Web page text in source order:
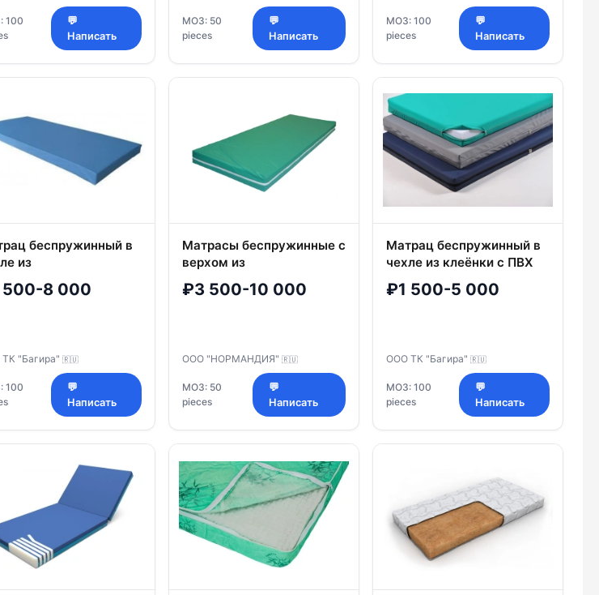
100
💬
Написать
МОЗ: 50
pieces
💬
Написать
МОЗ: 100
pieces
💬
Написать
беспружинный в
из
полотен с
500-8 000
"Багира" 🇷🇺
100
💬
Написать
Матрасы беспружинные с
верхом из
пластовым
₽3 500-10 000
ООО "НОРМАНДИЯ" 🇷🇺
МОЗ: 50
pieces
💬
Написать
Матрац беспружинный в
чехле из клеёнки с ПВХ
наполнителем торговой
₽1 500-5 000
ООО ТК "Багира" 🇷🇺
МОЗ: 100
pieces
💬
Написать